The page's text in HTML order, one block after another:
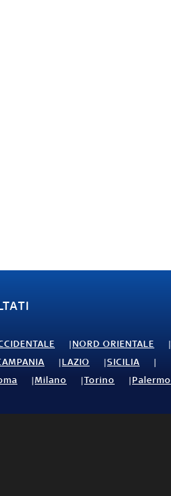
NORD ORIENTALE
LAZIO
SICILIA
Milano Torino Palermo